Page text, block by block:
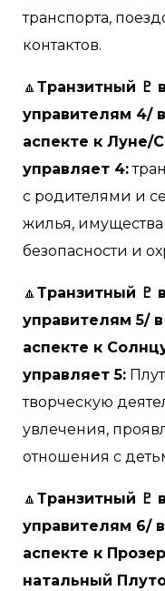
транспорта,
контактов.
🔼 Транзитный ♇
управителям 4/
аспекте к Луне/
управляет 4:
с родителями и
жилья,
безопасности и
🔼 Транзитный ♇
управителям 5/
аспекте к
управляет 5:
творческую
увлечения,
отношения с
🔼 Транзитный ♇
управителям 6/
аспекте к
натальный